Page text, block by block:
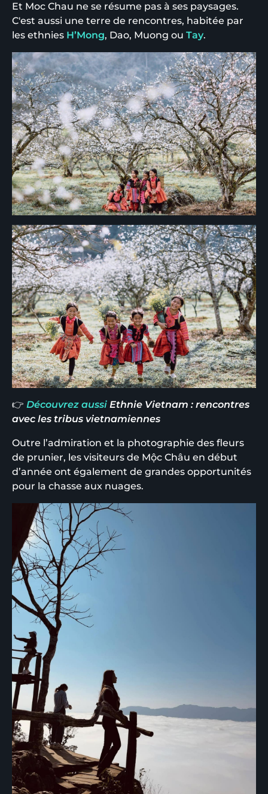
Et Moc Chau ne se résume pas à ses paysages.
C'est aussi une terre de rencontres, habitée par
les ethnies H’Mong, Dao, Muong ou Tay.
👉 Découvrez aussi Ethnie Vietnam : rencontres
avec les tribus vietnamiennes
Outre l’admiration et la photographie des fleurs
de prunier, les visiteurs de Mộc Châu en début
d’année ont également de grandes opportunités
pour la chasse aux nuages.